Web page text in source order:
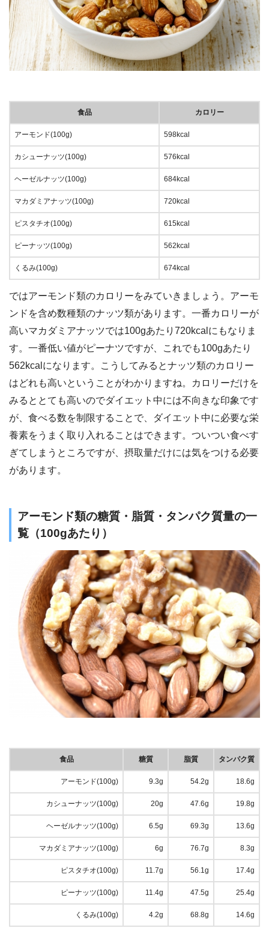
食品 カロリー
アーモンド(100g) 598kcal
カシューナッツ(100g) 576kcal
ヘーゼルナッツ(100g) 684kcal
マカダミアナッツ(100g) 720kcal
ピスタチオ(100g) 615kcal
ピーナッツ(100g) 562kcal
くるみ(100g) 674kcal
ではアーモンド類のカロリーをみていきましょう。アーモ
ンドを含め数種類のナッツ類があります。一番カロリーが
高いマカダミアナッツでは100gあたり720kcalにもなりま
す。一番低い値がピーナツですが、これでも100gあたり
562kcalになります。こうしてみるとナッツ類のカロリー
はどれも高いということがわかりますね。カロリーだけを
みるととても高いのでダイエット中には不向きな印象です
が、食べる数を制限することで、ダイエット中に必要な栄
養素をうまく取り入れることはできます。ついつい食べす
ぎてしまうところですが、摂取量だけには気をつける必要
があります。
アーモンド類の糖質・脂質・タンパク質量の一
覧（100gあたり）
食品 糖質 脂質 タンパク質
アーモンド(100g) 9.3g 54.2g 18.6g
カシューナッツ(100g) 20g 47.6g 19.8g
ヘーゼルナッツ(100g) 6.5g 69.3g 13.6g
マカダミアナッツ(100g) 6g 76.7g 8.3g
ピスタチオ(100g) 11.7g 56.1g 17.4g
ピーナッツ(100g) 11.4g 47.5g 25.4g
くるみ(100g) 4.2g 68.8g 14.6g